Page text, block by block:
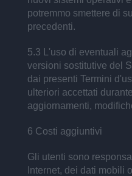
potremmo smettere di
precedenti.
5.3 L'uso di eventuali
versioni sostitutive del
dai presenti Termini
ulteriori accettati
aggiornamenti,
6 Costi aggiuntivi
Gli utenti sono
Internet, dei dati mobili